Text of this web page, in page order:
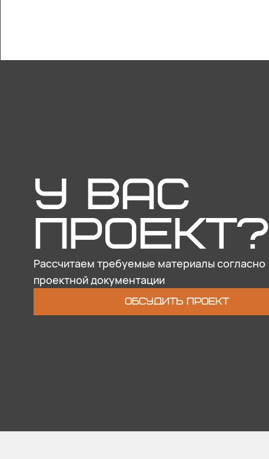
У ВАС
ПРОЕКТ?
Рассчитаем требуемые материалы согласно
проектной документации
ОБСУДИТЬ ПРОЕКТ